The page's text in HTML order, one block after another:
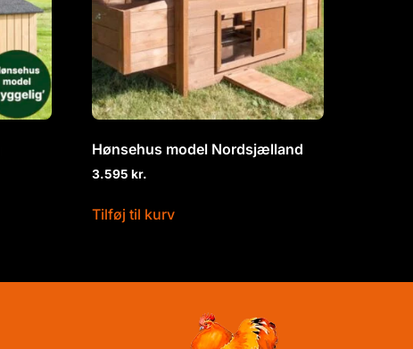
Hønsehus model Nordsjælland
3.595kr.
Tilføj til kurv